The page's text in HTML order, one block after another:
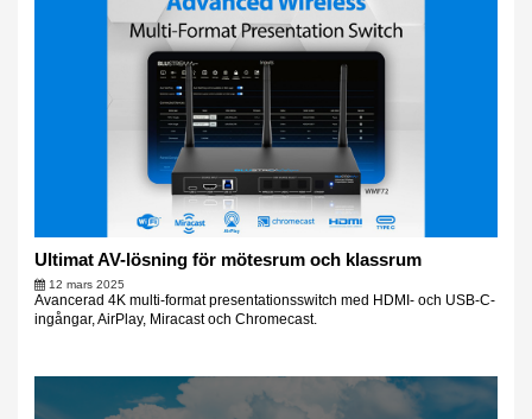
Ultimat AV-lösning för mötesrum och klassrum
12 mars 2025
Avancerad 4K multi-format presentationsswitch med HDMI- och USB-C-
ingångar, AirPlay, Miracast och Chromecast.